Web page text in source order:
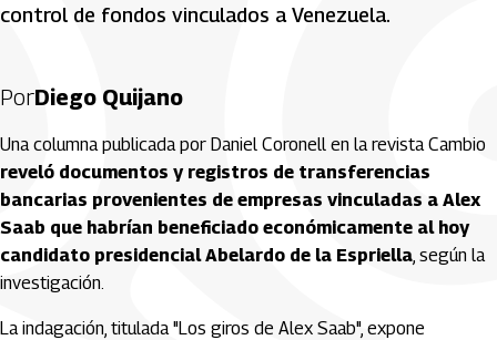
control de fondos vinculados a Venezuela.
PorDiego Quijano
Una columna publicada por Daniel Coronell en la revista Cambio
reveló documentos y registros de transferencias
bancarias provenientes de empresas vinculadas a Alex
Saab que habrían beneficiado económicamente al hoy
candidato presidencial Abelardo de la Espriella, según la
investigación.
La indagación, titulada "Los giros de Alex Saab", expone